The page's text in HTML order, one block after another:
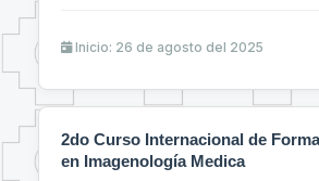
Inicio: 26 de agosto del 2025
2do Curso Internacional de
en Imagenología Medica